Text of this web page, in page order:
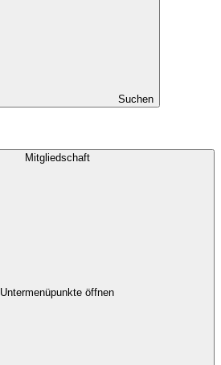
Suchen
Mitgliedschaft
Untermenüpunkte öffnen